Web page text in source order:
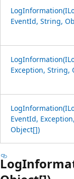
EventId, String,
Exception, String,
EventId,
Object[])